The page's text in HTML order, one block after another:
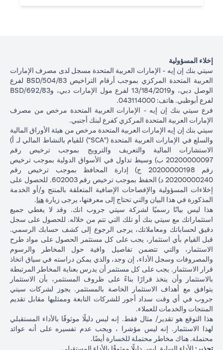
إخلاء المسؤولية
سيتي بنك إن إيه - الإمارات العربية المتحدة مسجل لدى مصرف الإمارات
العربية المتحدة المركزي بموجب أرقام التراخيص BSD/504/83 لفرع
الوصل دبي، و13/184/2019 لفرع مول الإمارات دبي، وBSD/692/83
لفرع أبوظبي. هاتف: 043114000.
فرع سيتي بنك إن إيه - الإمارات العربية المتحدة مرخص من مصرف
الإمارات العربية المتحدة المركزي كفرع لبنك أجنبي.
سيتي بنك إن إيه الإمارات العربية المتحدة مرخص من هيئة الأوراق المالية
والسلع في الإمارات العربية المتحدة ("SCA") للقيام بالنشاط المالي لـ أ)
الاستشارات المالية والتعريف والترويج بموجب ترخيص رقم
20200000097 ب) وسيط تداول في الأسواق الدولية بموجب ترخيص
رقم 20200000198 ج) إدارة المحافظ بموجب ترخيص رقم
20200000240 د) الحفظ بموجب ترخيص رقم 602003. للحصول على
إخلاءات المسؤولية والإفصاحات الإضافية المتعلقة بالمنتج و/أو الخدمة
المذكورة في هذا البيان والتي تحتاج إلى معرفتها، يرجى زيارة هنا.
هذا ليس بيانًا رسميًا لشركة سيتي جروب انك. وقد لا يغطي جميع
استثماراتك مع سيتي بنك أو تلك التي تتم من خلاله. للحصول على سجل
دقيق لحساباتك ومعاملاتك، يرجى الرجوع إلى كشف حسابك الرسمي.
قبل القيام بأي استثمار، يجب على كل مستثمر الحصول على مواد طرح
الاستثمار، والتي تتضمن تفاصيل وافية حول المخاطر والرسوم
والمصروفات وسجل الأداء، إن وجد، والذي يمكن دراسته في سياق اتخاذ
قرار الاستثمار. يجب على كل مستثمر أن يدرس بعناية المخاطر المرتبطة
بالاستثمار وأن يتخذ قرارًا بناءً على ظروف المستثمر، بأن الاستثمار
يتوافق مع أهداف الاستثمار الخاصة بالمستثمر. يجوز لشركات سيتي
جروب في أي وقت سداد أجور للشركات التابعة وممثليها مقابل تقديم
المنتجات والخدمات للعملاء.
هذا التوقع هو تقدير/ مثال فقط. إنه ليس دليلًا موثوقًا بالأداء المستقبلي
لهذا الاستثمار. إنه ليس مؤشرا ، ويجب عدم تفسيره على أنه عوائد
محتملة. هناك مخاطر محتملة للخسارة أيضًا.